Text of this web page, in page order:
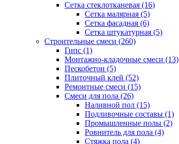
Сетка стеклотканевая (16)
Сетка малярная (5)
Сетка фасадная (6)
Сетка штукатурная (5)
Строительные смеси (260)
Гипс (1)
Монтажно-кладочные смеси (13)
Пескобетон (5)
Плиточный клей (52)
Ремонтные смеси (15)
Смеси для пола (26)
Наливной пол (15)
Подливочные составы (1)
Промышленные полы (2)
Ровнитель для пола (4)
Стяжка пола (4)